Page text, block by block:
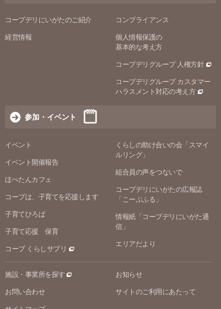
コープデリにいがたのご紹介
経営情報
コンプライアンス
個人情報保護の
基本的な考え方
コープデリグループ 人権方針
コープデリグループ カスタマー
ハラスメント対応の考え方
参加・イベント
イベント
イベント開催報告
ほぺたんカフェ
コープは、子育てを応援します
子育てひろば
子育て応援 保育
コープ くらしサプリ
くらしの助け合いの会「スマイ
ルリング」
組合員の声をつないで
コープデリにいがたの広報誌
「こーぷふる」
情報紙「コープデリにいがた通
信」
エリアだより
施設・事業所を探す
お問い合わせ
お知らせ
サイトのご利用にあたって